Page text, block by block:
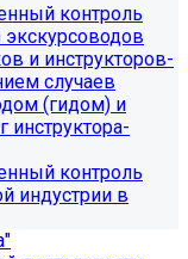
контроль
экскурсоводов
и инструкторов-
случаев
(гидом) и
инструктора-
контроль
индустрии в